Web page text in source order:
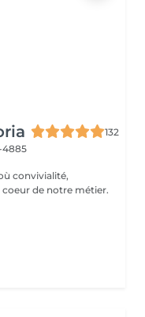
132
4885
convivialité,
de notre métier.